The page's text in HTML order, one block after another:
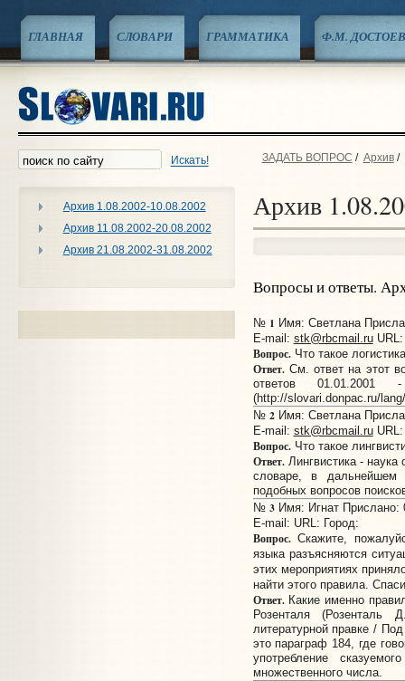
ГЛАВНАЯ СЛОВАРИ ГРАММАТИКА Ф.М.
Искать!
Архив 1.08.2002-10.08.2002
Архив 11.08.2002-20.08.2002
Архив 21.08.2002-31.08.2002
ЗАДАТЬ ВОПРОС / Архив/
Архив
Вопросы и ответы.
№ 1 Имя: Светлана
E-mail: stk@rbcmail.ru
Вопрос.Что такое
Ответ.См. ответ на этот
ответов
(http://slovari.donpac.ru/
№ 2Имя: Светлана
E-mail: stk@rbcmail.ru
Вопрос.Что такое
Ответ.Лингвистика -
словаре, в дальнейшем
подобных вопросов
№ 3Имя: Игнат Прислано:
E-mail: URL: Город:
Вопрос.Скажите,
языка разъясняются
этих мероприятиях
найти этого правила.
Ответ.Какие именно
Розенталя
литературной правке /
это параграф 184, где
употребление
множественного числа.